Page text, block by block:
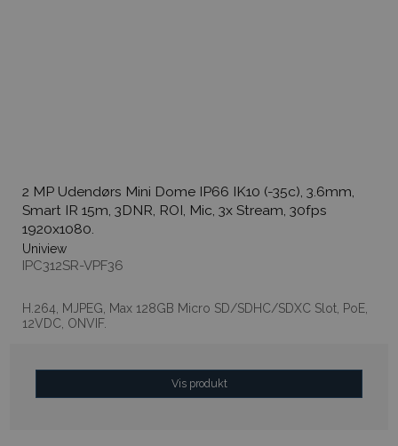
2 MP Udendørs Mini Dome IP66 IK10 (-35c), 3.6mm,
Smart IR 15m, 3DNR, ROI, Mic, 3x Stream, 30fps
1920x1080.
Uniview
IPC312SR-VPF36
H.264, MJPEG, Max 128GB Micro SD/SDHC/SDXC Slot, PoE,
12VDC, ONVIF.
Vis produkt